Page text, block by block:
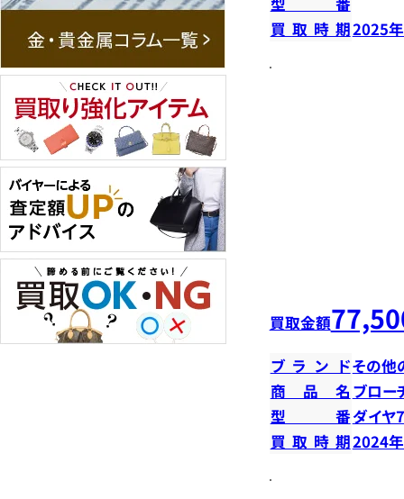
買取時期2025
買取金額
ブランドその他
商品名 ブロー
型番ダイヤ
買取時期2024